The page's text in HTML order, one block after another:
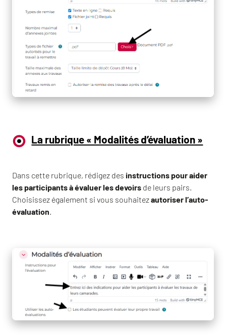
La rubrique « Modalités d’évaluation »
Dans cette rubrique, rédigez des instructions pour aider
les participants à évaluer les devoirs de leurs pairs.
Choisissez également si vous souhaitezautoriser l’auto-
évaluation.